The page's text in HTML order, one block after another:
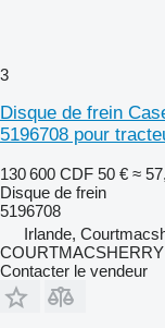
3
Disque de frein
5196708 pour
130 600 CDF 50 € ≈
Disque de frein
5196708
Irlande,
Contacter le vendeur